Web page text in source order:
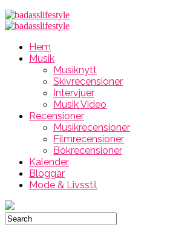
Hem
Musik
Musiknytt
Skivrecensioner
Intervjuer
Musik Video
Recensioner
Musikrecensioner
Filmrecensioner
Bokrecensioner
Kalender
Bloggar
Mode & Livsstil